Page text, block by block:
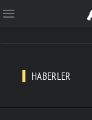
HABERLER